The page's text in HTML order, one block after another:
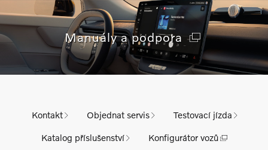
Manuály a podpora
Kontakt Objednat servis Testovací jízda
Katalog příslušenství Konfigurátor vozů